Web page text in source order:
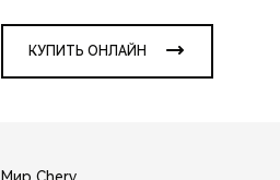
КУПИТЬ ОНЛАЙН
Мир Chery